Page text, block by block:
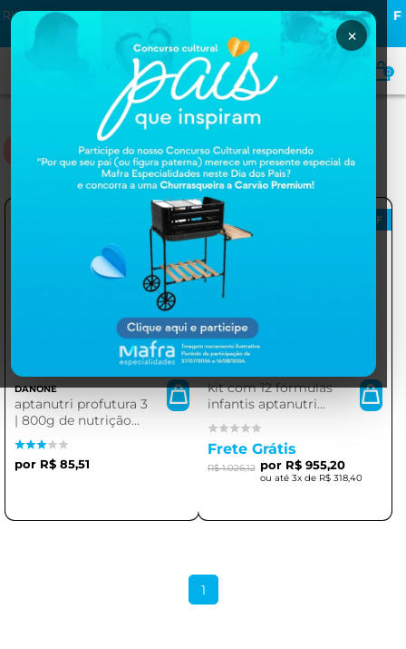
MAFRA10E FRETE GRÁTISPARA TODO BRASIL NAS
R$399,00
0
APTANUTRI PRO
DANONE
aptanutri profutura 3
| 800g de nutrição
avançada
R$ 85,51
7% OFF
kit com 12 fórmulas
infantis aptanutri
profutura 3 â 800g
cada
Frete Grátis
R$ 1.026,12 R$ 955,20
3x de R$ 318,40
1
×